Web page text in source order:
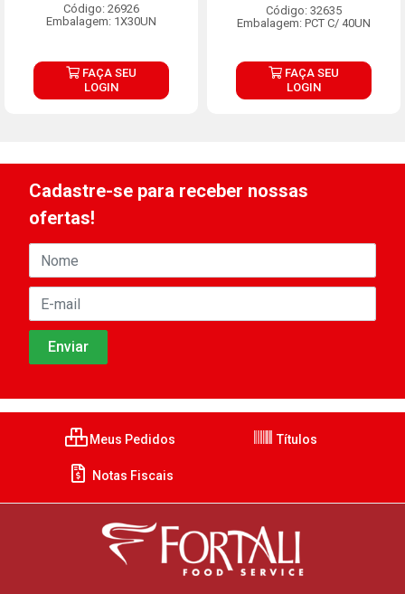
Código: 26926
Embalagem: 1X30UN
FAÇA SEU
LOGIN
Código: 32635
Embalagem: PCT C/ 40UN
FAÇA SEU
LOGIN
Cadastre-se para receber nossas
ofertas!
Meus Pedidos Títulos
Notas Fiscais